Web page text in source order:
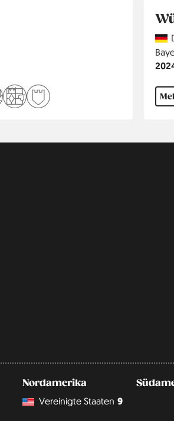
Jahr
Nordamerika
Vereinigte Staaten 9